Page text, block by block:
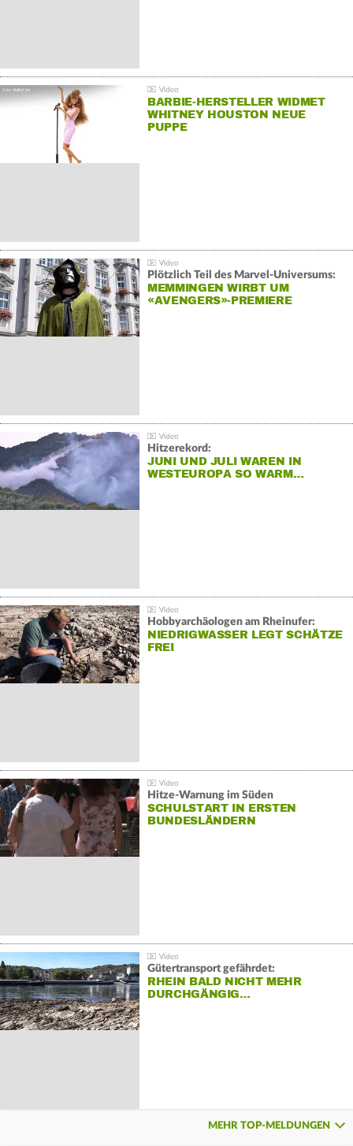
BARBIE-HERSTELLER WIDMET
WHITNEY HOUSTON NEUE
PUPPE
Plötzlich Teil des Marvel-Universums:
MEMMINGEN WIRBT UM
«AVENGERS»-PREMIERE
Hitzerekord:
JUNI UND JULI WAREN IN
WESTEUROPA SO WARM…
Hobbyarchäologen am Rheinufer:
NIEDRIGWASSER LEGT SCHÄTZE
FREI
Hitze-Warnung im Süden
SCHULSTART IN ERSTEN
BUNDESLÄNDERN
Gütertransport gefährdet:
RHEIN BALD NICHT MEHR
DURCHGÄNGIG…
MEHR TOP-MELDUNGEN